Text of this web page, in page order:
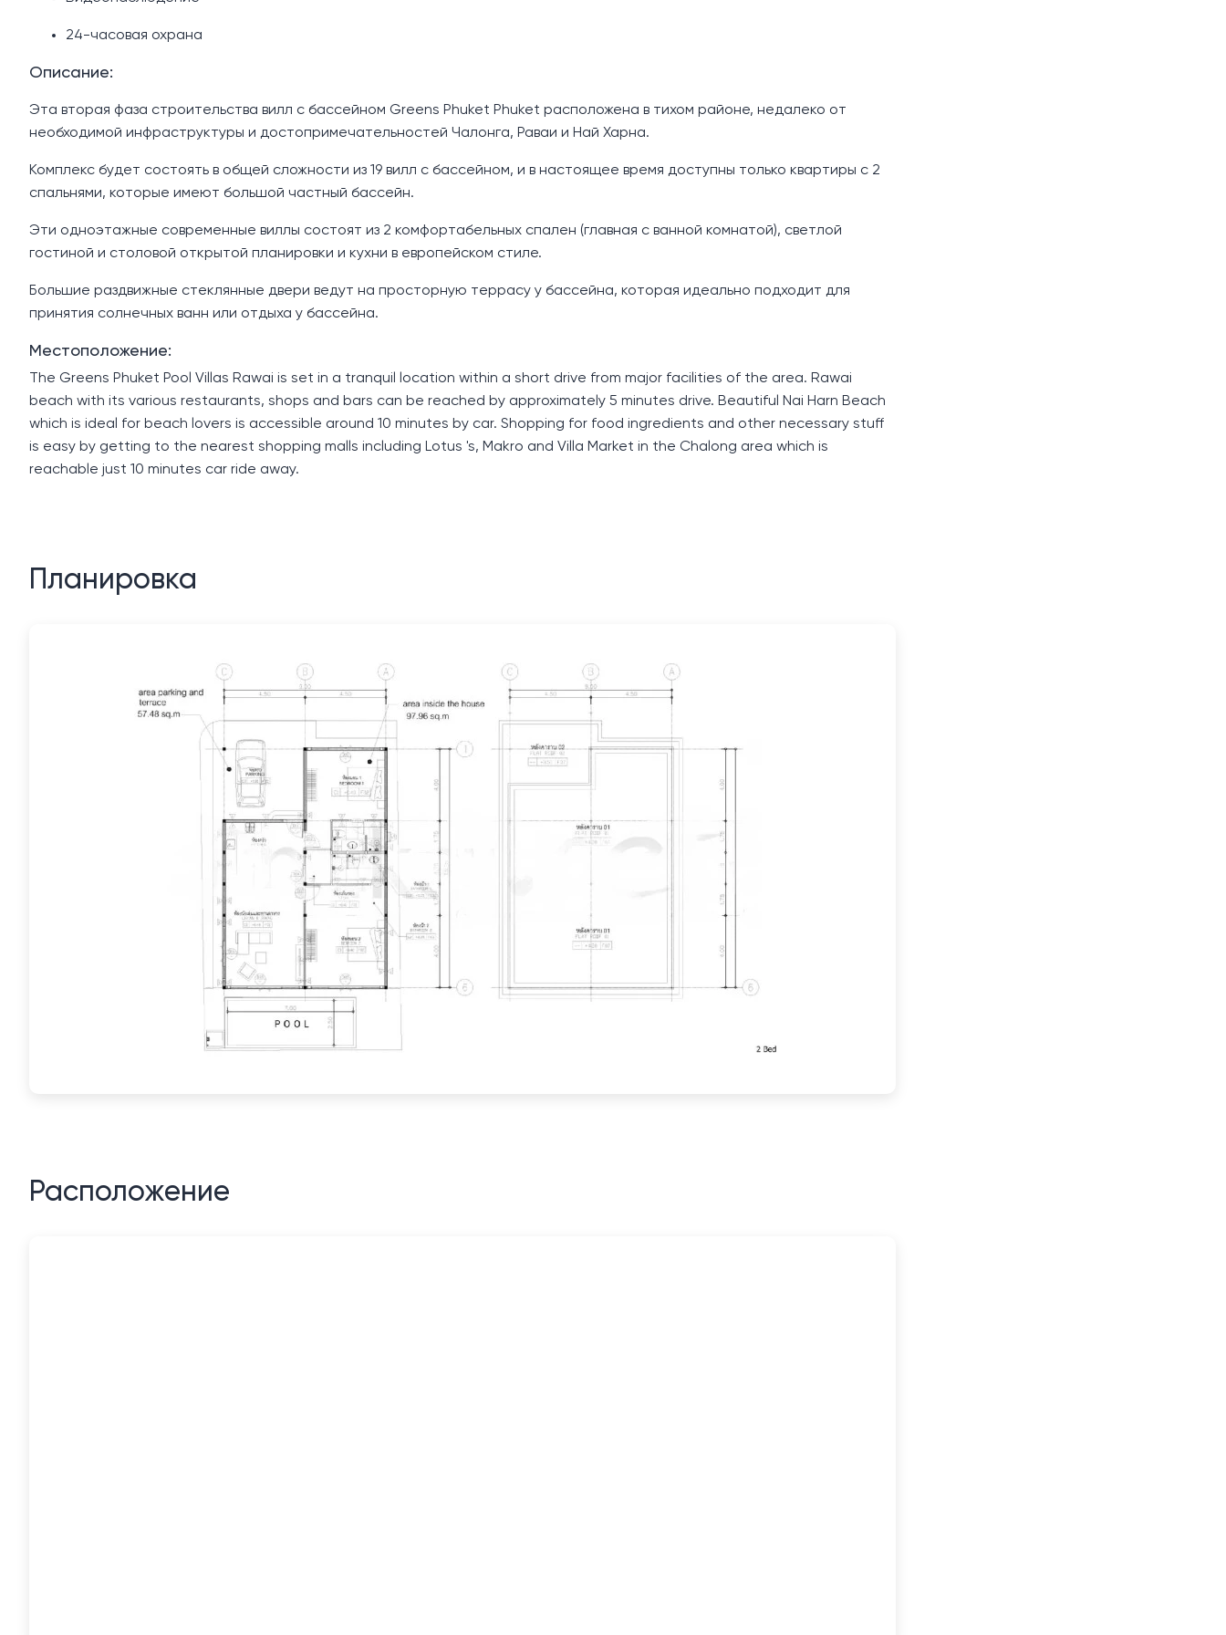
24-часовая охрана
Описание:
Эта вторая фаза строительства вилл с бассейном Greens Phuket Phuket расположена в тихом районе, недалеко от
необходимой инфраструктуры и достопримечательностей Чалонга, Раваи и Най Харна.
Комплекс будет состоять в общей сложности из 19 вилл с бассейном, и в настоящее время доступны только квартиры с 2
спальнями, которые имеют большой частный бассейн.
Эти одноэтажные современные виллы состоят из 2 комфортабельных спален (главная с ванной комнатой), светлой
гостиной и столовой открытой планировки и кухни в европейском стиле.
Большие раздвижные стеклянные двери ведут на просторную террасу у бассейна, которая идеально подходит для
принятия солнечных ванн или отдыха у бассейна.
Местоположение:
The Greens Phuket Pool Villas Rawai is set in a tranquil location within a short drive from major facilities of the area. Rawai
beach with its various restaurants, shops and bars can be reached by approximately 5 minutes drive. Beautiful Nai Harn Beach
which is ideal for beach lovers is accessible around 10 minutes by car. Shopping for food ingredients and other necessary stuff
is easy by getting to the nearest shopping malls including Lotus 's, Makro and Villa Market in the Chalong area which is
reachable just 10 minutes car ride away.
Планировка
Расположение